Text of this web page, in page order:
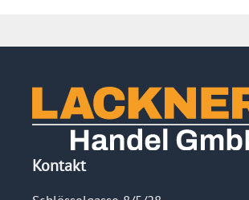
Kontakt